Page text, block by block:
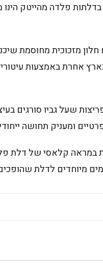
בדלתות פלדה מהייטק
חלון מזכוכית מחוסמת
אחרת באמצעות
שעל גביו סורגים
ומעניק תחושה
במראה קלאסי של דלת
מיוחדים לדלת